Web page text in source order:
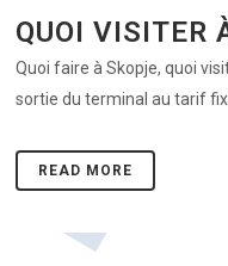
QUOI VISITER
Quoi faire à Skopje, quoi
sortie du terminal au tarif
READ MORE